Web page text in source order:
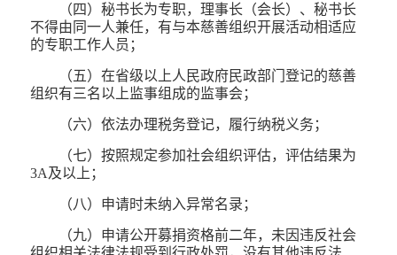
（四）秘书长为专职，理事长（会长）、秘书长
不得由同一人兼任，有与本慈善组织开展活动相适应
的专职工作人员；
（五）在省级以上人民政府民政部门登记的慈善
组织有三名以上监事组成的监事会；
（六）依法办理税务登记，履行纳税义务；
（七）按照规定参加社会组织评估，评估结果为
3A及以上；
（八）申请时未纳入异常名录；
（九）申请公开募捐资格前二年，未因违反社会